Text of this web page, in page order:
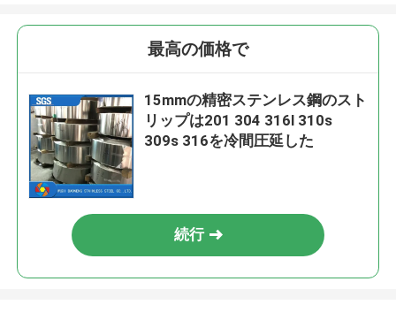
最高の価格で
15mmの精密ステンレス鋼のスト
リップは201 304 316l 310s
309s 316を冷間圧延した
続行